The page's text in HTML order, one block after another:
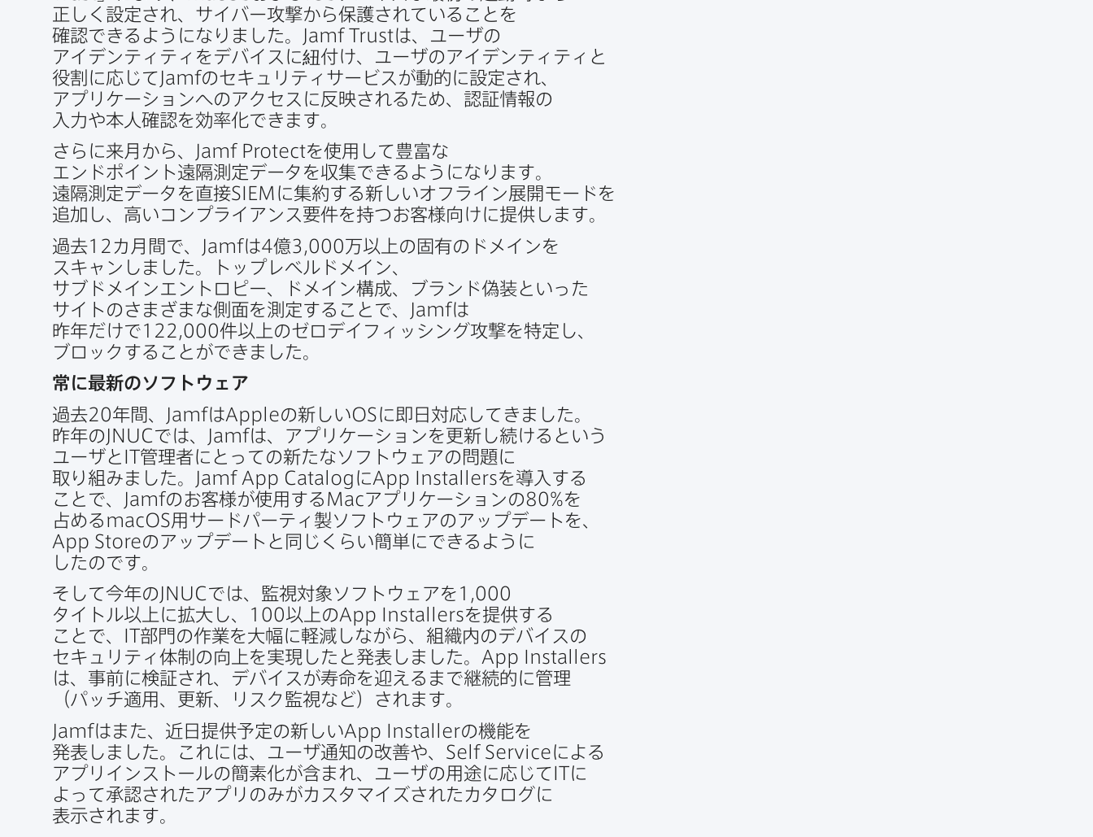
正しく​設定され、​サイバー攻撃から​保護されている​ことを​
確認できるようになりました。
Jamf Trustは、​ユーザの​
アイデンティティを​デバイスに​紐付け、​ユーザの​アイデンティティと​
役割に​応じて Jamfの​セキュリティサービスが​動的に​設定され、​
アプリケーションへの​アクセスに​反映される​ため、​認証情報の​
入力や本人確認を​効率化できます。
さらに​来月から、
Jamf Protectを​使用して​豊富な​
エンドポイント遠隔測定データを​収集できるようになります。​
遠隔測定データを​直接SIEM に​集約する​新しい​オフライン展開モードを​
追加し、​高い​コンプライアンス要件を​持つ​お客様向けに​提供します。
過去12 カ月間で、 Jamfは4億3 000万以上の​固有の​ドメインを​
スキャンしました。​トップレベルドメイン、​
サブドメインエントロピー、​ドメイン構成、​ブランド偽装と​いった​
サイトの​さまざまな​側面を​測定する​ことで、
Jamfは​
昨年だけで122 000件以上の​ゼロデイフィッシング攻撃を​特定し、​
ブロックする​ことができました。
常に​最新の​ソフトウェア
過去20年間、 JamfはAppleの​新しいOSに​即日対応してきました。​
昨年の JNUCでは、 Jamfは、​アプリケーションを​更新し続けると​いう​
ユーザと IT管理者に​とっての​新たな​ソフトウェアの​問題に​
取り組みました。
Jamf App Catalog にApp Installersを​導入する​
ことで、
Jamfの​お客様が​使用する Macアプリケーションの80%を​
占める macOS用サードパーティ製ソフトウェアの​アップデートを、
App Storeの​アップデートと​同じくらい​簡単に​できるように​
したのです。
そして​今年の JNUCでは、​監視対象ソフトウェアを 1 ,000
タイトル以上に​拡大し、
100以上のApp Installersを​提供する​
ことで、
IT部門の​作業を​大幅に​軽減しながら、​組織内の​デバイスの​
セキュリティ体制の​向上を​実現したと​発表しました。 App Installers
は、​事前に​検証され、​デバイスが​寿命を​迎えるまで​継続的に​管理​
（パッチ適用、​更新、​リスク監視など）されます。
Jamfは​また、​近日提供予定の​新しいApp Installerの​機能を​
発表しました。​これには、​ユーザ通知の​改善や、 Self Serviceに​よる​
アプリインストールの​簡素化が​含まれ、​ユーザの​用途に​応じてITに​
よって​承認された​アプリのみが​カスタマイズされた​カタログに​
表示されます。